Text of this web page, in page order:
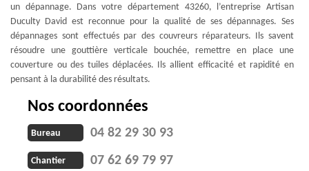
un dépannage. Dans votre département 43260, l’entreprise Artisan
Duculty David est reconnue pour la qualité de ses dépannages. Ses
dépannages sont effectués par des couvreurs réparateurs. Ils savent
résoudre une gouttière verticale bouchée, remettre en place une
couverture ou des tuiles déplacées. Ils allient efficacité et rapidité en
pensant à la durabilité des résultats.
Nos coordonnées
Bureau 04 82 29 30 93
Chantier 07 62 69 79 97